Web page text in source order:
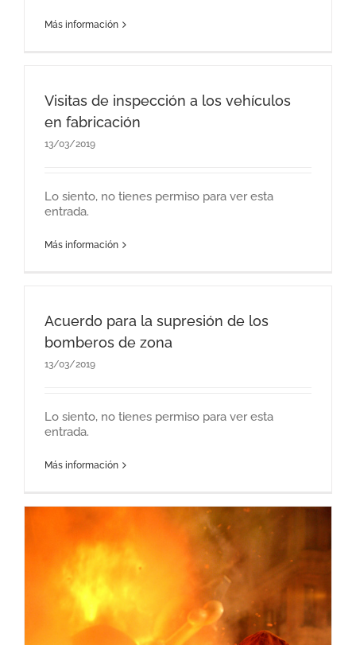
Más información
Visitas de inspección a los vehículos
en fabricación
13/03/2019
Lo siento, no tienes permiso para ver esta
entrada.
Más información
Acuerdo para la supresión de los
bomberos de zona
13/03/2019
Lo siento, no tienes permiso para ver esta
entrada.
Más información